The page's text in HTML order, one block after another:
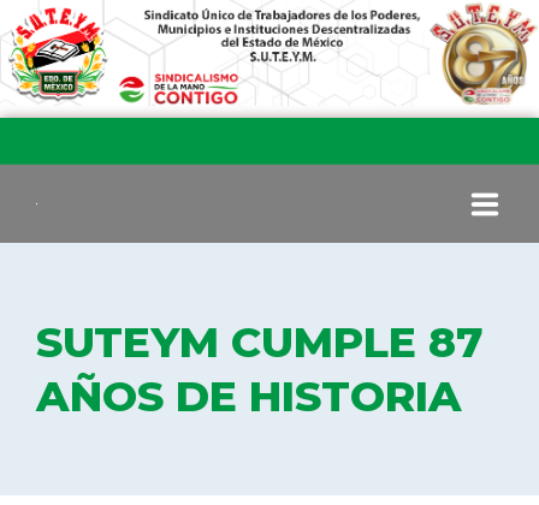
COMITÉ EJECUTIVO
SUTEYM CUMPLE 87
AÑOS DE HISTORIA